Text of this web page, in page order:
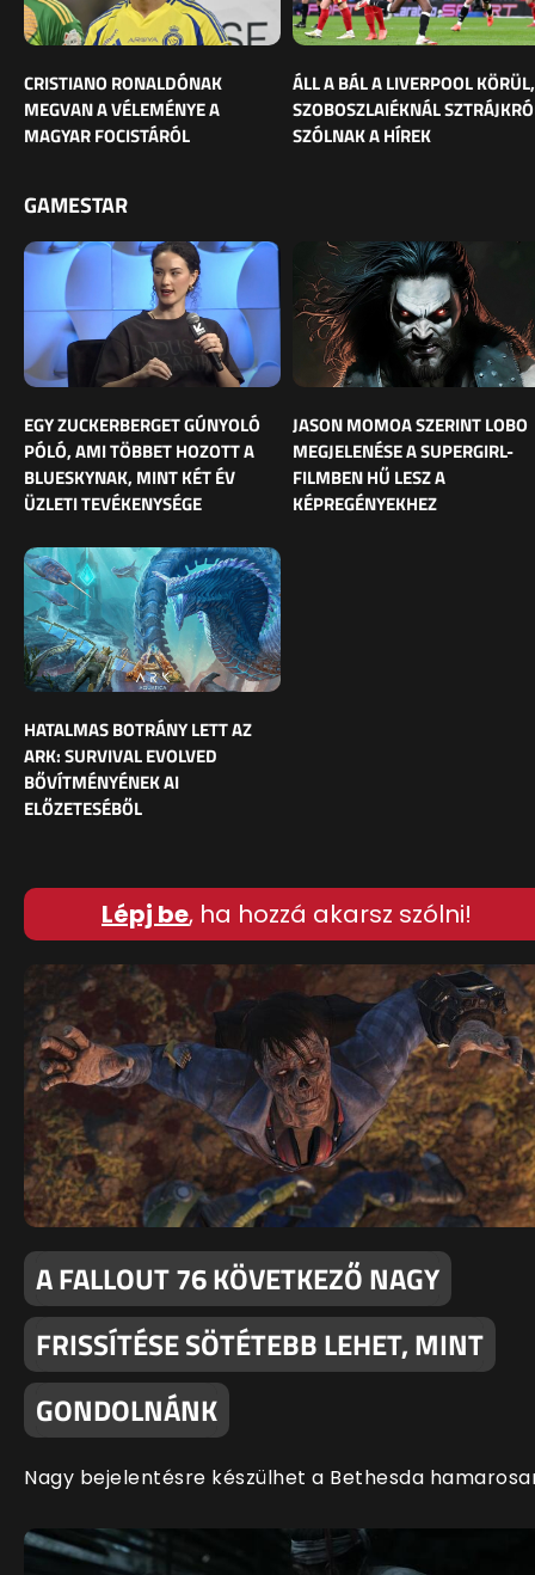
CRISTIANO RONALDÓNAK
MEGVAN A VÉLEMÉNYE A
MAGYAR FOCISTÁRÓL
ÁLL A BÁL A LIVERPOOL KÖRÜL,
SZOBOSZLAIÉKNÁL
SZÓLNAK A HÍREK
GAMESTAR
EGY ZUCKERBERGET GÚNYOLÓ
PÓLÓ, AMI TÖBBET HOZOTT A
BLUESKYNAK, MINT KÉT ÉV
ÜZLETI TEVÉKENYSÉGE
JASON MOMOA SZERINT LOBO
MEGJELENÉSE A SUPERGIRL-
FILMBEN HŰ LESZ A
KÉPREGÉNYEKHEZ
HATALMAS BOTRÁNY LETT AZ
ARK: SURVIVAL EVOLVED
BŐVÍTMÉNYÉNEK AI
ELŐZETESÉBŐL
Lépj be, ha hozzá akarsz szólni!
A FALLOUT 76 KÖVETKEZŐ NAGY
FRISSÍTÉSE SÖTÉTEBB LEHET, MINT
GONDOLNÁNK
Nagy bejelentésre készülhet a Bethesda